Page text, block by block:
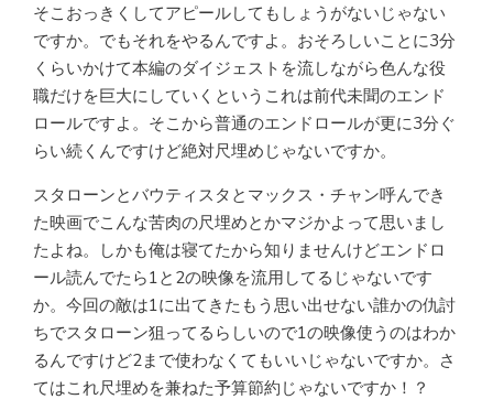
そこおっきくしてアピールしてもしょうがないじゃない
ですか。でもそれをやるんですよ。おそろしいことに3分
くらいかけて本編のダイジェストを流しながら色んな役
職だけを巨大にしていくというこれは前代未聞のエンド
ロールですよ。そこから普通のエンドロールが更に3分ぐ
らい続くんですけど絶対尺埋めじゃないですか。
スタローンとバウティスタとマックス・チャン呼んでき
た映画でこんな苦肉の尺埋めとかマジかよって思いまし
たよね。しかも俺は寝てたから知りませんけどエンドロ
ール読んでたら1と2の映像を流用してるじゃないです
か。今回の敵は1に出てきたもう思い出せない誰かの仇討
ちでスタローン狙ってるらしいので1の映像使うのはわか
るんですけど2まで使わなくてもいいじゃないですか。さ
てはこれ尺埋めを兼ねた予算節約じゃないですか！？